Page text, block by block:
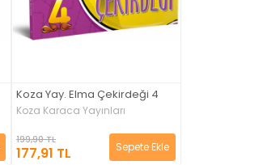
Koza Yay. Elma Çekirdeği 4
Koza Karaca Yayınları
199,90 TL
177,91 TL Sepete Ekle